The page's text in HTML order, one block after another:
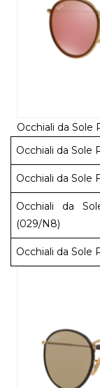
Occhiali da Sole
Occhiali da Sole
Occhiali da Sole
Occhiali da
(029/N8)
Occhiali da Sole